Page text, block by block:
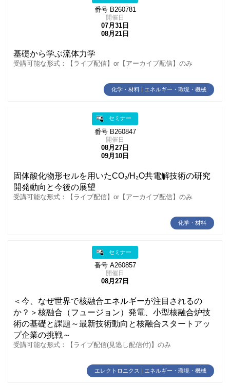
番号 B260781
開催日
07月31日
08月21日
基礎から学ぶ流体力学
受講可能な形式：【ライブ配信】or【アーカイブ配信】のみ
化学・材料 | エネルギー・環境・機械
セミナー
番号 B260847
開催日
08月27日
09月10日
固体酸化物形セルを用いたCO₂/H₂O共電解技術の研究
開発動向と今後の展望
受講可能な形式：【ライブ配信】or【アーカイブ配信】のみ
化学・材料
セミナー
番号 A260857
開催日
08月27日
＜今、なぜ世界で核融合エネルギーが注目されるの
か？＞核融合（フュージョン）発電、小型核融合炉技
術の基礎と課題～最新技術動向と核融合スタートアッ
プ企業の挑戦～
受講可能な形式：【ライブ配信(見逃し配信付)】のみ
エレクトロニクス | エネルギー・環境・機械